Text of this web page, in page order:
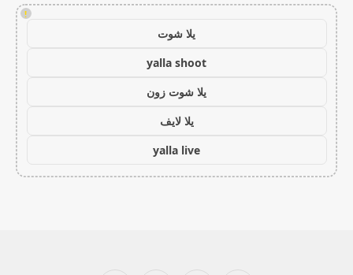
!
يلا شوت
yalla shoot
يلا شوت زون
يلا لايف
yalla live